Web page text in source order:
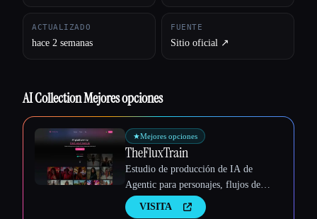
ACTUALIZADO
hace 2 semanas
FUENTE
Sitio oficial ↗︎
AI Collection Mejores opciones
★Mejores opciones
TheFluxTrain
Estudio de producción de IA de
Agentic para personajes, flujos de
trabajo y vídeos coherentes
VISITA